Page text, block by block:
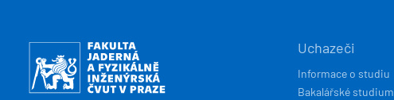
HLAVNÍ
NAVIGACE
Uchazeči
Informace o studiu
Bakalářské studium
Obrázek